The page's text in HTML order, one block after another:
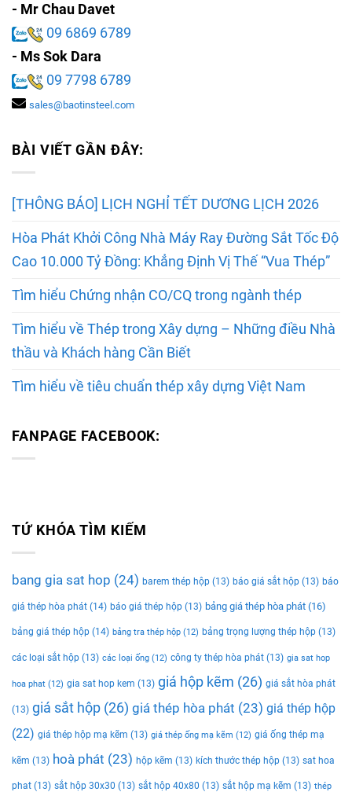
- Mr Chau Davet
09 6869 6789
- Ms Sok Dara
09 7798 6789
sales@baotinsteel.com
BÀI VIẾT GẦN ĐÂY:
[THÔNG BÁO] LỊCH NGHỈ TẾT DƯƠNG LỊCH 2026
Hòa Phát Khởi Công Nhà Máy Ray Đường Sắt Tốc Độ
Cao 10.000 Tỷ Đồng: Khẳng Định Vị Thế “Vua Thép”
Tìm hiểu Chứng nhận CO/CQ trong ngành thép
Tìm hiểu về Thép trong Xây dựng – Những điều Nhà
thầu và Khách hàng Cần Biết
Tìm hiểu về tiêu chuẩn thép xây dựng Việt Nam
FANPAGE FACEBOOK:
TỨ KHÓA TÌM KIẾM
bang gia sat hop (24) barem thép hộp (13) báo giá sắt hộp (13) báo
giá thép hòa phát (14) báo giá thép hộp (13) bảng giá thép hòa phát (16)
bảng giá thép hộp (14) bảng tra thép hộp (12) bảng trọng lượng thép hộp (13)
các loại sắt hộp (13) các loại ống (12) công ty thép hòa phát (13) gia sat hop
hoa phat (12) gia sat hop kem (13) giá hộp kẽm (26) giá sắt hòa phát
(13) giá sắt hộp (26) giá thép hòa phát (23) giá thép hộp
(22) giá thép hộp mạ kẽm (13) giá thép ống mạ kẽm (12) giá ống thép mạ
kẽm (13) hoà phát (23) hộp kẽm (13) kích thước thép hộp (13) sat hoa
phat (13) sắt hộp 30x30 (13) sắt hộp 40x80 (13) sắt hộp mạ kẽm (13) thép